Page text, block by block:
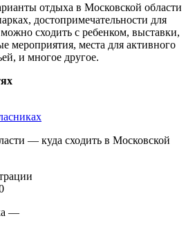
отдыха в Московской области
достопримечательности для
сходить с ребенком, выставки,
мероприятия, места для активного
и многое другое.
— куда сходить в Московской
—